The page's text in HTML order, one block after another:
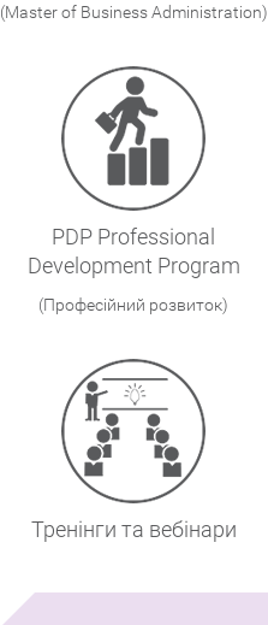
(Master of Business Administration)
PDP Professional
Development Program
(Професійний розвиток)
Тренінги та вебінари